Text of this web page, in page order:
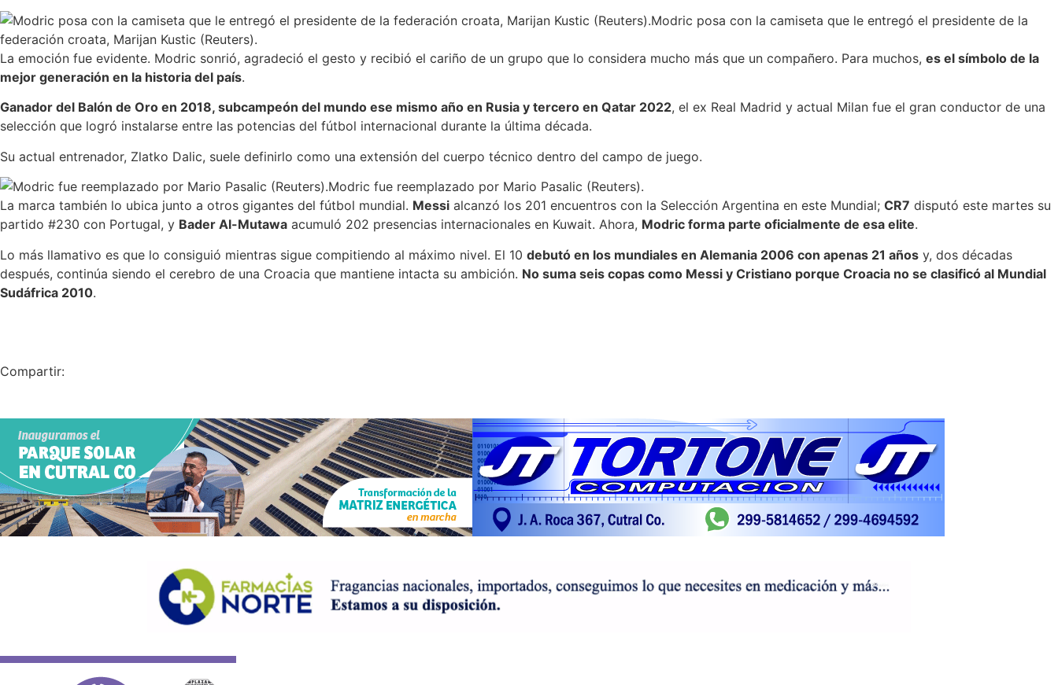
Modric posa con la camiseta que le entregó el presidente de la
federación croata, Marijan Kustic (Reuters).
La emoción fue evidente. Modric sonrió, agradeció el gesto y recibió el cariño de un grupo que lo considera mucho más que un compañero. Para muchos, es el símbolo de la
mejor generación en la historia del país.
Ganador del Balón de Oro en 2018, subcampeón del mundo ese mismo año en Rusia y tercero en Qatar 2022, el ex Real Madrid y actual Milan fue el gran conductor de una
selección que logró instalarse entre las potencias del fútbol internacional durante la última década.
Su actual entrenador, Zlatko Dalic, suele definirlo como una extensión del cuerpo técnico dentro del campo de juego.
Modric fue reemplazado por Mario Pasalic (Reuters).
La marca también lo ubica junto a otros gigantes del fútbol mundial. Messi alcanzó los 201 encuentros con la Selección Argentina en este Mundial; CR7 disputó este martes su
partido #230 con Portugal, y Bader Al-Mutawa acumuló 202 presencias internacionales en Kuwait. Ahora, Modric forma parte oficialmente de esa elite.
Lo más llamativo es que lo consiguió mientras sigue compitiendo al máximo nivel. El 10 debutó en los mundiales en Alemania 2006 con apenas 21 años y, dos décadas
después, continúa siendo el cerebro de una Croacia que mantiene intacta su ambición. No suma seis copas como Messi y Cristiano porque Croacia no se clasificó al Mundial
Sudáfrica 2010.
Compartir: